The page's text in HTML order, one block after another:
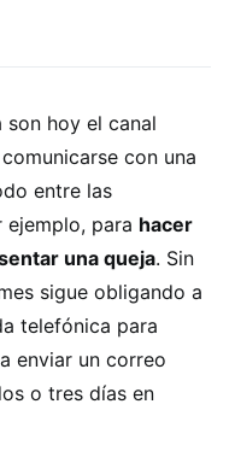
son hoy el canal
con una
entre las
ejemplo, para hacer
una queja. Sin
sigue obligando a
telefónica para
enviar un correo
o tres días en